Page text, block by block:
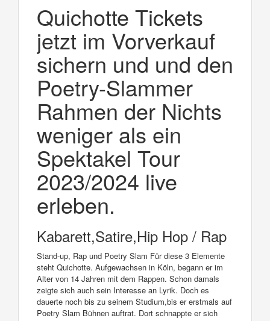
Quichotte Tickets
jetzt im Vorverkauf
sichern und und den
Poetry-Slammer
Rahmen der Nichts
weniger als ein
Spektakel Tour
2023/2024 live
erleben.
Kabarett,Satire,Hip Hop / Rap
Stand-up, Rap und Poetry Slam Für diese 3 Elemente
steht Quichotte. Aufgewachsen in Köln, begann er im
Alter von 14 Jahren mit dem Rappen. Schon damals
zeigte sich auch sein Interesse an Lyrik. Doch es
dauerte noch bis zu seinem Studium,bis er erstmals auf
Poetry Slam Bühnen auftrat. Dort schnappte er sich